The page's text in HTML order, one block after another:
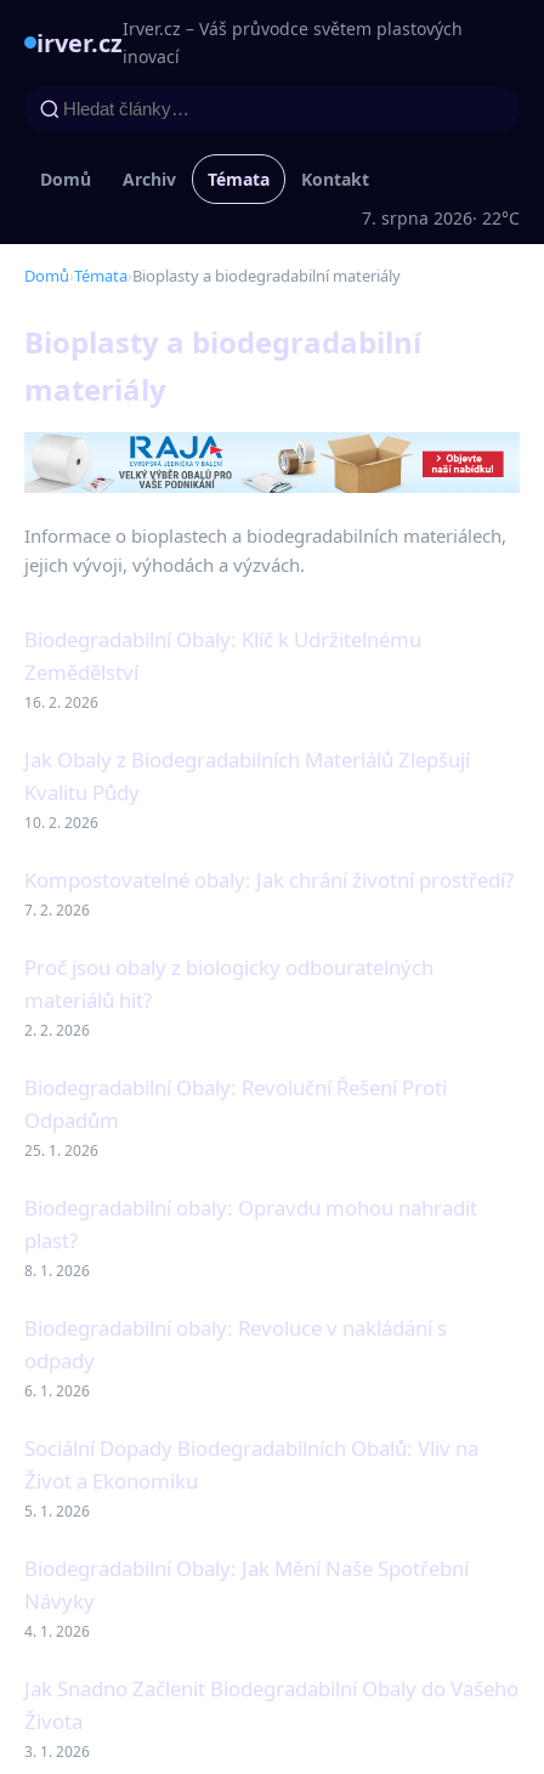
irver.czIrver.cz – Váš průvodce světem plastových
inovací
Domů Archiv Témata
Kontakt
7. srpna 2026· 22°C
Domů›Témata›Bioplasty a biodegradabilní materiály
Bioplasty a biodegradabilní
materiály
Informace o bioplastech a biodegradabilních materiálech,
jejich vývoji, výhodách a výzvách.
Biodegradabilní Obaly: Klíč k Udržitelnému
Zemědělství
16. 2. 2026
Jak Obaly z Biodegradabilních Materiálů Zlepšují
Kvalitu Půdy
10. 2. 2026
Kompostovatelné obaly: Jak chrání životní prostředí?
7. 2. 2026
Proč jsou obaly z biologicky odbouratelných
materiálů hit?
2. 2. 2026
Biodegradabilní Obaly: Revoluční Řešení Proti
Odpadům
25. 1. 2026
Biodegradabilní obaly: Opravdu mohou nahradit
plast?
8. 1. 2026
Biodegradabilní obaly: Revoluce v nakládání s
odpady
6. 1. 2026
Sociální Dopady Biodegradabilních Obalů: Vliv na
Život a Ekonomiku
5. 1. 2026
Biodegradabilní Obaly: Jak Mění Naše Spotřební
Návyky
4. 1. 2026
Jak Snadno Začlenit Biodegradabilní Obaly do Vašeho
Života
3. 1. 2026